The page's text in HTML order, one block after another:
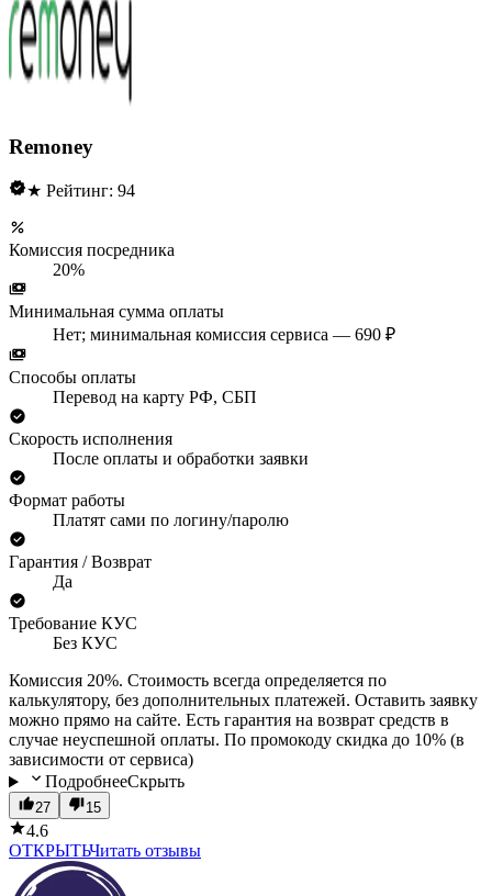
Remoney
★ Рейтинг: 94
Комиссия посредника
20%
Минимальная сумма оплаты
Нет; минимальная комиссия сервиса — 690 ₽
Способы оплаты
Перевод на карту РФ, СБП
Скорость исполнения
После оплаты и обработки заявки
Формат работы
Платят сами по логину/паролю
Гарантия / Возврат
Да
Требование КУС
Без КУС
Комиссия 20%. Стоимость всегда определяется по
калькулятору, без дополнительных платежей. Оставить заявку
можно прямо на сайте. Есть гарантия на возврат средств в
случае неуспешной оплаты. По промокоду скидка до 10% (в
зависимости от сервиса)
ПодробнееСкрыть
27 15
4.6
ОТКРЫТЬЧитать отзывы